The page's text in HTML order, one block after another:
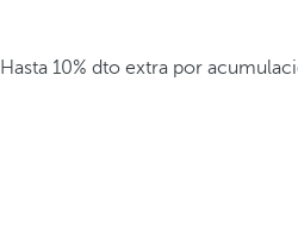
Hasta 10% dto extra por